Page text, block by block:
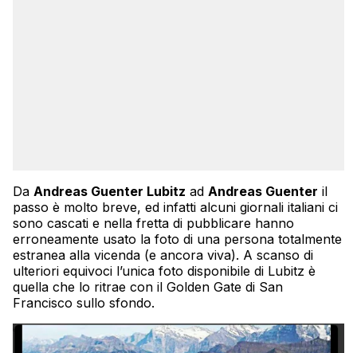
Da Andreas Guenter Lubitz ad Andreas Guenter il
passo è molto breve, ed infatti alcuni giornali italiani ci
sono cascati e nella fretta di pubblicare hanno
erroneamente usato la foto di una persona totalmente
estranea alla vicenda (e ancora viva). A scanso di
ulteriori equivoci l’unica foto disponibile di Lubitz è
quella che lo ritrae con il Golden Gate di San
Francisco sullo sfondo.